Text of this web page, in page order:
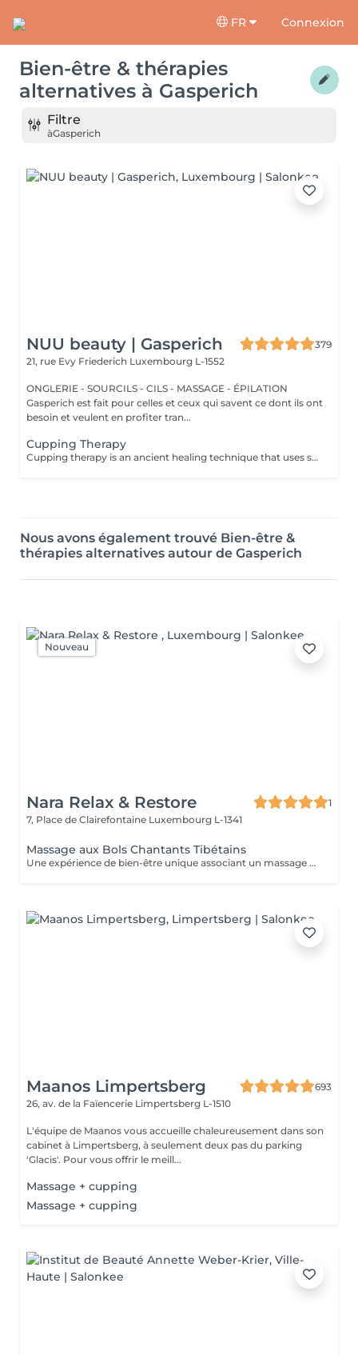
FR Connexion
Bien-être & thérapies
alternatives à Gasperich
Filtre
àGasperich
NUU beauty | Gasperich
379
21, rue Evy Friederich Luxembourg L-1552
ONGLERIE - SOURCILS - CILS - MASSAGE - ÉPILATION
Gasperich est fait pour celles et ceux qui savent ce dont ils ont
besoin et veulent en profiter tran...
Cupping Therapy
Cupping therapy is an ancient healing technique that uses special cups to create gentle suction on the skin. This suction promotes blood flow, relieves muscle tension, reduces inflammation, and supports deep relaxation. The treatment can help release toxins, improve circulation, and ease chronic pain or stiffness. *Please note that cupping therapy could just be added to a massage service with includes back massage.
Nous avons également trouvé Bien-être &
thérapies alternatives autour de Gasperich
Nouveau
Nara Relax & Restore
1
7, Place de Clairefontaine Luxembourg L-1341
Massage aux Bols Chantants Tibétains
Une expérience de bien-être unique associant un massage doux, des huiles aromatiques et les sons apaisants des bols chantants tibétains. Les vibrations harmonieuses et les tonalités relaxantes créent une atmosphère immersive propice à la détente et à la déconnexion du quotidien.
Maanos Limpertsberg
693
26, av. de la Faïencerie Limpertsberg L-1510
L'équipe de Maanos vous accueille chaleureusement dans son
cabinet à Limpertsberg, à seulement deux pas du parking
'Glacis'. Pour vous offrir le meill...
Massage + cupping
Massage + cupping